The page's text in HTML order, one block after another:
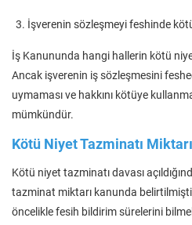
İşverenin sözleşmeyi feshinde
İş Kanununda hangi hallerin kötü
Ancak işverenin iş sözleşmesini
uymaması ve hakkını kötüye
mümkündür.
Kötü Niyet Tazminatı
Kötü niyet tazminatı davası
tazminat miktarı kanunda
öncelikle fesih bildirim sürelerini